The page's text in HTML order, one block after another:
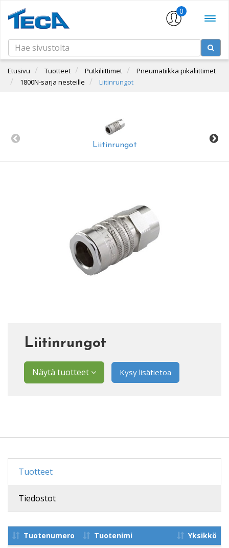
0
Etusivu Tuotteet Putkiliittimet
Pneumatiikka pikaliittimet
1800N-sarja nesteille
Liitinrungot
Liitinrungot
Liitinrungot
Näytä tuotteet Kysy lisätietoa
Tuotteet
Tiedostot
Tuotenumero Tuotenimi Yksikkö